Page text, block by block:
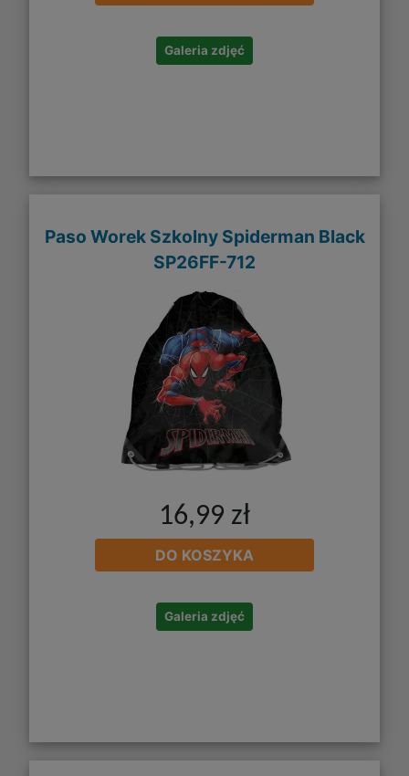
Galeria zdjęć
Paso Worek Szkolny Spiderman Black
SP26FF-712
16,99 zł
DO KOSZYKA
Galeria zdjęć